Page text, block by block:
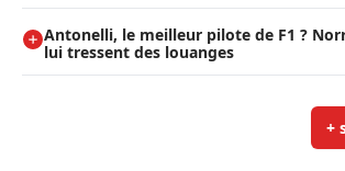
Antonelli, le meilleur pilote de F1 ?
lui tressent des louanges
+